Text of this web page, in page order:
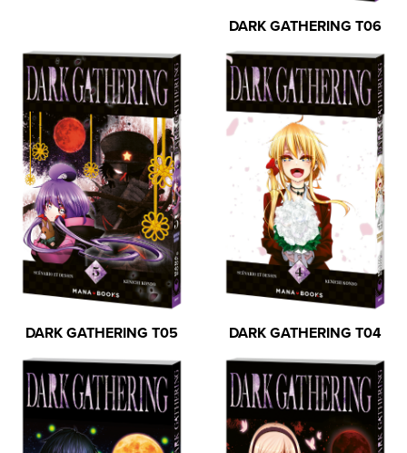
DARK GATHERING T06
DARK GATHERING T05 DARK GATHERING T04